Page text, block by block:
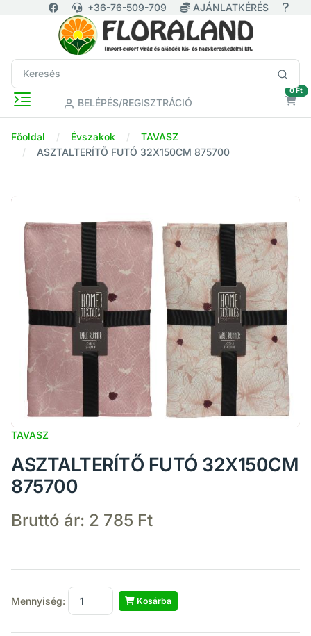
+36-76-509-709 AJÁNLATKÉRÉS
BELÉPÉS/REGISZTRÁCIÓ
0 Ft
Főoldal Évszakok
TAVASZ
ASZTALTERÍTŐ FUTÓ 32X150CM 875700
TAVASZ
ASZTALTERÍTŐ FUTÓ 32X150CM
875700
Bruttó ár: 2 785 Ft
Mennyiség: Kosárba